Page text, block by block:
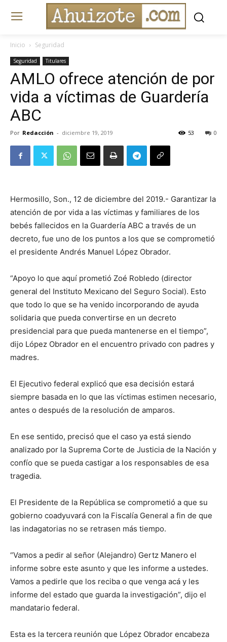
Inicio Seguridad
Seguridad Titulares
AMLO ofrece atención de por
vida a víctimas de Guardería
ABC
Por Redacción - diciembre 19, 2019 0
53
Hermosillo, Son., 12 de diciembre del 2019.- Garantizar la
atención de por vida a las víctimas y familiares de los
bebés fallecidos en la Guardería ABC a través de un
decreto, fue uno de los puntos a los que se comprometió
el presidente Andrés Manuel López Obrador.
“Apoyo lo que aquí prometió Zoé Robledo (director
general del Instituto Mexicano del Seguro Social). Esto
que todo lo que se ha venido incorporando de ayuda
solidaria que pueda convertirse en un decreto
presidencial para que pueda mantenerse en el tiempo”,
dijo López Obrador en el encuentro privado con padres y
madres.
El Ejecutivo federal explicó que esa decisión estará
siempre basada en lo que las víctimas estimen necesario,
antes o después de la resolución de amparos.
En ese sentido, precisó que el caso ya está siendo
analizado por la Suprema Corte de Justicia de la Nación y
confío que se pueda castigar a los responsables de esa
tragedia.
El Presidente de la República se comprometió a que su
gobierno coadyuvará con la Fiscalía General a fin de que
las indagatorias no se retrasen más tiempo.
“Vamos a pedir al señor (Alejandro) Gertz Manero el
informe sobre este asunto y que les informe a ustedes.
Vamos a pedirle que los reciba o que venga acá y les
informe del estado que guarda la investigación”, dijo el
mandatario federal.
Esta es la tercera reunión que López Obrador encabeza